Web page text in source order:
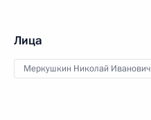
Лица
Меркушкин Николай Иванович